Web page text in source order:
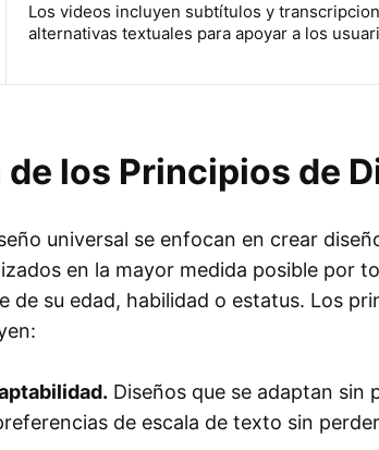
Los videos incluyen subtítulos y
alternativas textuales para apoyar a los
los Principios de
universal se enfocan en crear
en la mayor medida posible por
de su edad, habilidad o estatus. Los
Diseños que se adaptan sin
de escala de texto sin